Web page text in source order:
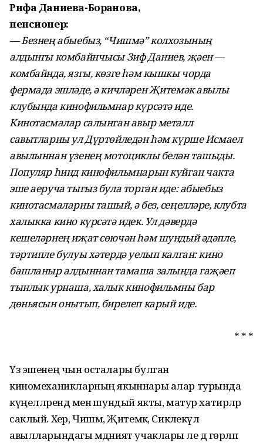
Рифа Даниева-Борһанова,
пенсионер:
— Безнең абыебыз, “Чишмә” кол­хозының
алдынгы комбайнчысы Зиф Даниев, җәен —
комбайнда, язгы, көз­ге һәм кышкы чорда
фермада эшләде, ә кичләрен Җитемәк авылы
клубында кинофильмнар күрсәтә иде.
Кинотасмалар салынган авыр металл
савытларны ул Дүртөйледән һәм күрше Исмаел
авылыннан үзенең мотоциклы белән ташыды.
Популяр һинд кинофильмнарын куйган чакта
эше аеруча тыгыз була торган иде: абыебыз
кинотасмаларны ташый, ә без, се­ңелләре, клубта
халыкка кино күрсәтә идек. Ул дәвердә
кешеләрнең иҗат сөючән һәм шундый әдәпле,
тәртипле булуы хәтердә уелып калган: кино
башланыр алдыннан тамаша залында гаҗәеп
тынлык урнаша, халык кинофильмны бар
дөньясын онытып, бирелеп карый иде.
* * *
Үз эшенең чын осталары булган
киномеханикларның якыннары алар турында
күңелләрендә менә шундый якты, матур хатирәләр
саклый. Хәер, Чишмә, Җитемәк, Сикәлекүл
авылларындагы мәдәният учаклары әле дә гөрләп